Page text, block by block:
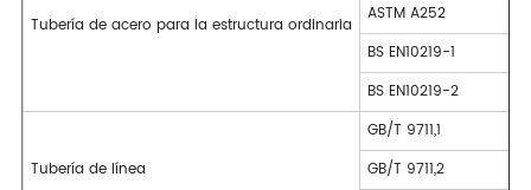
Tubería de acero para la estructura ordinaria
ASTM A252
BS EN10219-1
BS EN10219-2
Tubería de línea
GB/T 9711,1
GB/T 9711,2